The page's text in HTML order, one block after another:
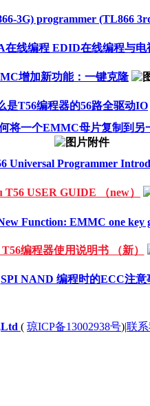
3G) programmer (TL866
在线编程 EDID在线编程与电
增加新功能：一键克隆
是T56编程器的56路全驱动IO
将一个EMMC母片复制到另
Universal Programmer
T56 USER GUIDE （new）
Function: EMMC one key
编程器使用说明书 （新）
SPI NAND 编程时的ECC注意
( 琼ICP备13002938号)|联